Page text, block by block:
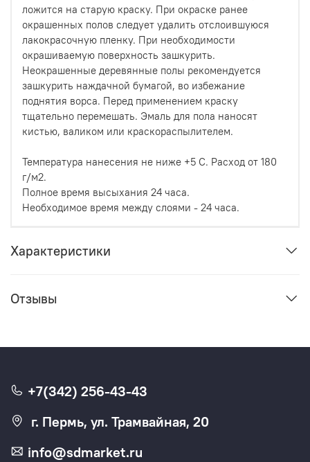
ложится на старую краску. При окраске ранее
окрашенных полов следует удалить отслоившуюся
лакокрасочную пленку. При необходимости
окрашиваемую поверхность зашкурить.
Неокрашенные деревянные полы рекомендуется
зашкурить наждачной бумагой, во избежание
поднятия ворса. Перед применением краску
тщательно перемешать. Эмаль для пола наносят
кистью, валиком или краскораспылителем.
Температура нанесения не ниже +5 С. Расход от 180
г/м2.
Полное время высыхания 24 часа.
Необходимое время между слоями - 24 часа.
Характеристики
Отзывы
+7(342) 256-43-43
г. Пермь, ул. Трамвайная, 20
info@sdmarket.ru